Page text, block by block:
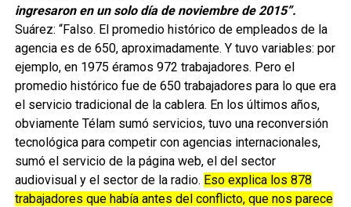
ingresaron en un solo día de noviembre de 2015”.
Suárez: “Falso. El promedio histórico de empleados de la
agencia es de 650, aproximadamente. Y tuvo variables: por
ejemplo, en 1975 éramos 972 trabajadores. Pero el
promedio histórico fue de 650 trabajadores para lo que era
el servicio tradicional de la cablera. En los últimos años,
obviamente Télam sumó servicios, tuvo una reconversión
tecnológica para competir con agencias internacionales,
sumó el servicio de la página web, el del sector
audiovisual y el sector de la radio. Eso explica los 878
trabajadores que había antes del conflicto, que nos parece